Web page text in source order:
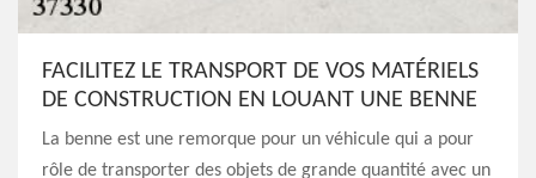
FACILITEZ LE TRANSPORT DE VOS MATÉRIELS
DE CONSTRUCTION EN LOUANT UNE BENNE
La benne est une remorque pour un véhicule qui a pour
rôle de transporter des objets de grande quantité avec un